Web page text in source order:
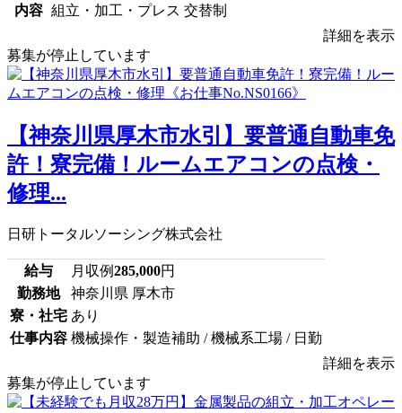
内容 組立・加工・プレス 交替制
詳細を表示
募集が停止しています
【神奈川県厚木市水引】要普通自動車免
許！寮完備！ルームエアコンの点検・
修理...
日研トータルソーシング株式会社
給与 月収例285,000円
勤務地
神奈川県 厚木市
寮・社宅 あり
仕事内容 機械操作・製造補助 / 機械系工場 / 日勤
詳細を表示
募集が停止しています